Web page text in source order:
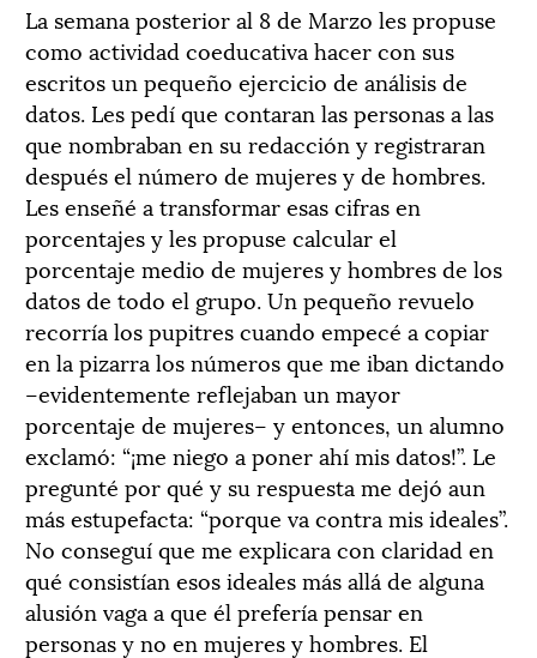
La semana posterior al 8 de Marzo les propuse
como actividad coeducativa hacer con sus
escritos un pequeño ejercicio de análisis de
datos. Les pedí que contaran las personas a las
que nombraban en su redacción y registraran
después el número de mujeres y de hombres.
Les enseñé a transformar esas cifras en
porcentajes y les propuse calcular el
porcentaje medio de mujeres y hombres de los
datos de todo el grupo. Un pequeño revuelo
recorría los pupitres cuando empecé a copiar
en la pizarra los números que me iban dictando
–evidentemente reflejaban un mayor
porcentaje de mujeres– y entonces, un alumno
exclamó: “¡me niego a poner ahí mis datos!”. Le
pregunté por qué y su respuesta me dejó aun
más estupefacta: “porque va contra mis ideales”.
No conseguí que me explicara con claridad en
qué consistían esos ideales más allá de alguna
alusión vaga a que él prefería pensar en
personas y no en mujeres y hombres. El